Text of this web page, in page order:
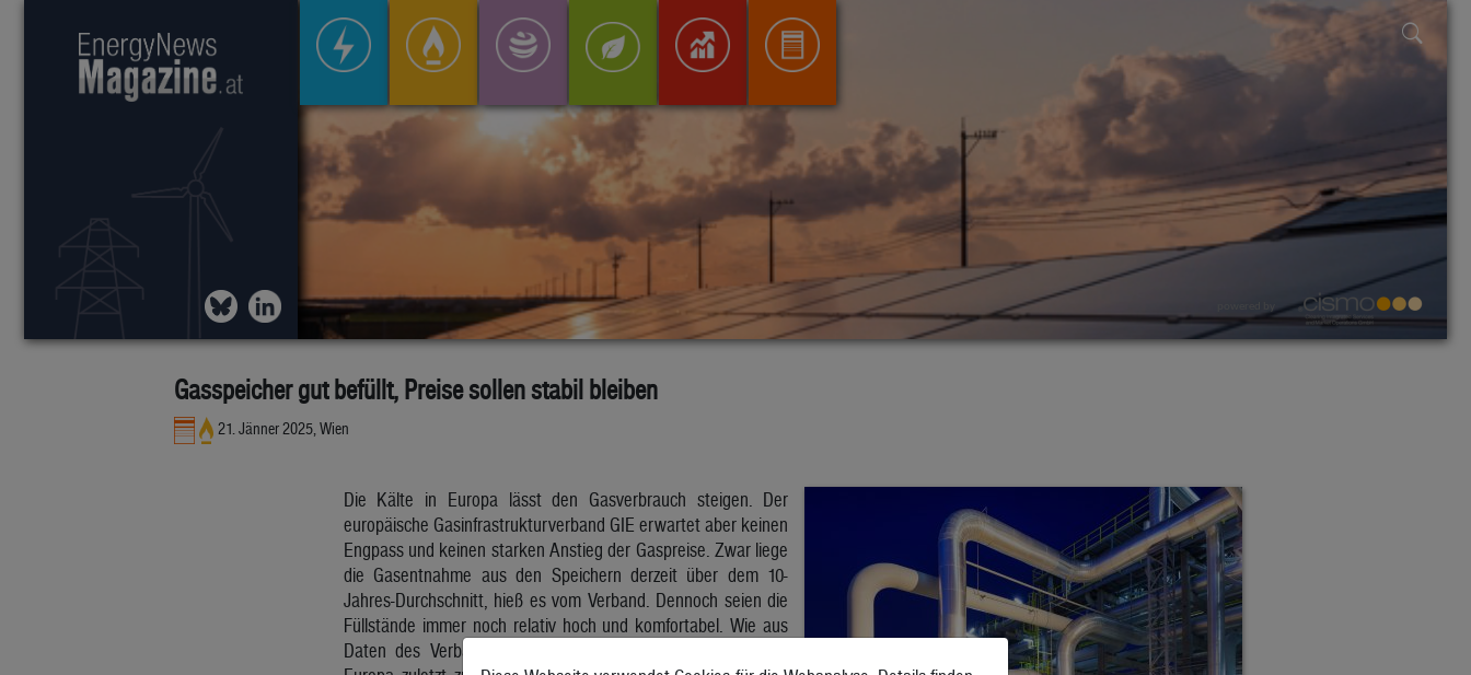
Gasspeicher gut befüllt, Preise sollen stabil bleiben
21. Jänner 2025, Wien
Die Kälte in Europa lässt den Gasverbrauch steigen. Der
europäische Gasinfrastrukturverband GIE erwartet aber keinen
Engpass und keinen starken Anstieg der Gaspreise. Zwar liege
die Gasentnahme aus den Speichern derzeit über dem 10-
Jahres-Durchschnitt, hieß es vom Verband. Dennoch seien die
Füllstände immer noch relativ hoch und komfortabel. Wie aus
Daten des Verbands hervorgeht, waren die Gasspeicher in